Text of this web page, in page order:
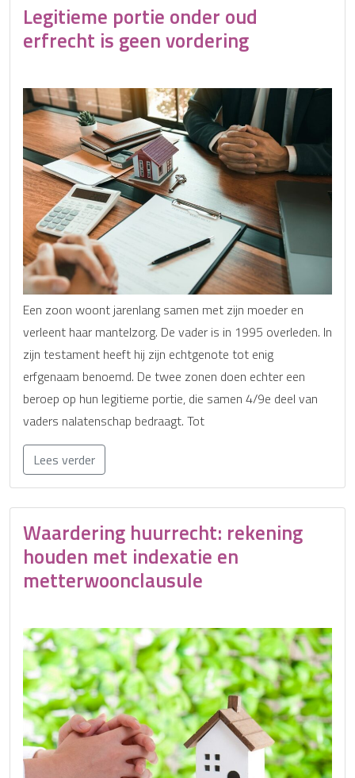
Legitieme portie onder oud
erfrecht is geen vordering
Een zoon woont jarenlang samen met zijn moeder en
verleent haar mantelzorg. De vader is in 1995 overleden. In
zijn testament heeft hij zijn echtgenote tot enig
erfgenaam benoemd. De twee zonen doen echter een
beroep op hun legitieme portie, die samen 4/9e deel van
vaders nalatenschap bedraagt. Tot
Lees verder
Waardering huurrecht: rekening
houden met indexatie en
metterwoonclausule